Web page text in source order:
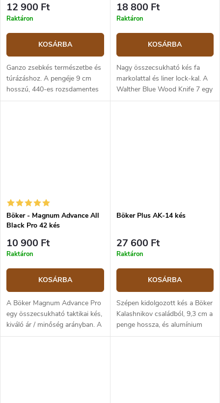
12 900 Ft
Raktáron
KOSÁRBA
Ganzo zsebkés természetbe és
túrázáshoz. A pengéje 9 cm
hosszú, 440-es rozsdamentes
acélból készült, a markolat zöld
18 800 Ft
Raktáron
KOSÁRBA
Nagy összecsukható kés fa
markolattal és liner lock-kal. A
Walther Blue Wood Knife 7 egy
nagyszerű kültéri és vadászati ​​
Böker - Magnum Advance All
Black Pro 42 kés
10 900 Ft
Raktáron
KOSÁRBA
A Böker Magnum Advance Pro
egy összecsukható taktikai kés,
kiváló ár / minőség arányban. A
440C acél penge 8 cm hosszú
Böker Plus AK-14 kés
27 600 Ft
Raktáron
KOSÁRBA
Szépen kidolgozott kés a Böker
Kalashnikov családból, 9,3 cm a
penge hossza, és alumínium
markolata fával van kombinálva,